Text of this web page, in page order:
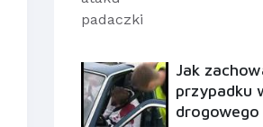
Jak
przypadku
drogowego